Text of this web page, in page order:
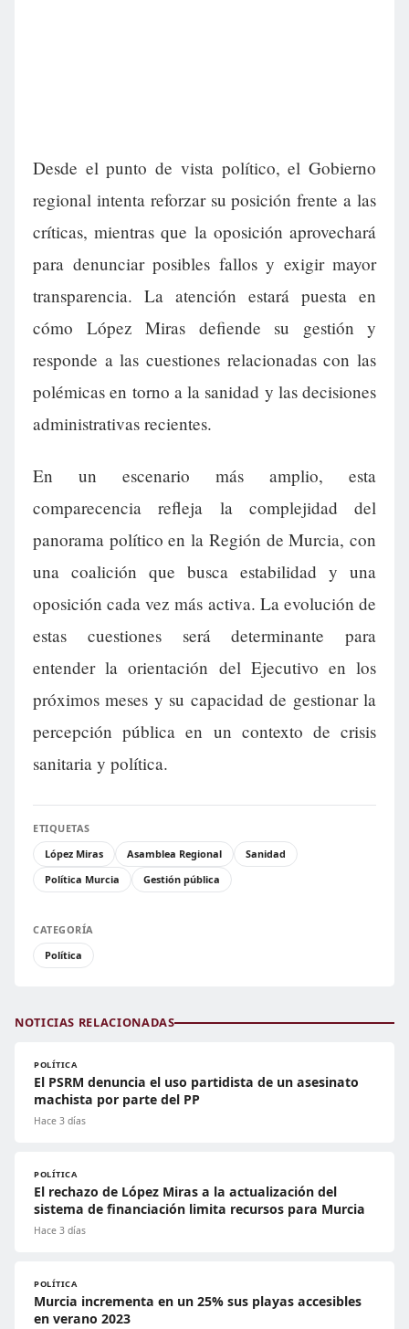
Desde el punto de vista político, el Gobierno
regional intenta reforzar su posición frente a las
críticas, mientras que la oposición aprovechará
para denunciar posibles fallos y exigir mayor
transparencia. La atención estará puesta en
cómo López Miras defiende su gestión y
responde a las cuestiones relacionadas con las
polémicas en torno a la sanidad y las decisiones
administrativas recientes.
En un escenario más amplio, esta
comparecencia refleja la complejidad del
panorama político en la Región de Murcia, con
una coalición que busca estabilidad y una
oposición cada vez más activa. La evolución de
estas cuestiones será determinante para
entender la orientación del Ejecutivo en los
próximos meses y su capacidad de gestionar la
percepción pública en un contexto de crisis
sanitaria y política.
ETIQUETAS
López Miras
Asamblea Regional
Sanidad
Política Murcia
Gestión pública
CATEGORÍA
Política
NOTICIAS RELACIONADAS
POLÍTICA
El PSRM denuncia el uso partidista de un asesinato
machista por parte del PP
Hace 3 días
POLÍTICA
El rechazo de López Miras a la actualización del
sistema de financiación limita recursos para Murcia
Hace 3 días
POLÍTICA
Murcia incrementa en un 25% sus playas accesibles
en verano 2023